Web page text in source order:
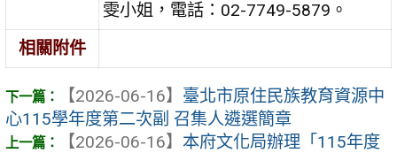
雯小姐，電話：02-7749-5879。
相關附件
【2026-06-16】 臺北市原住民族教育資源中
心115學年度第二次副 召集人遴選簡章
【2026-06-16】 本府文化局辦理「115年度